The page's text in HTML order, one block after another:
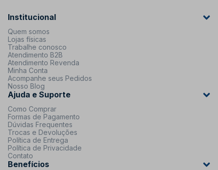
Institucional
Quem somos
Lojas físicas
Trabalhe conosco
Atendimento B2B
Atendimento Revenda
Minha Conta
Acompanhe seus Pedidos
Nosso Blog
Ajuda e Suporte
Como Comprar
Formas de Pagamento
Dúvidas Frequentes
Trocas e Devoluções
Política de Entrega
Política de Privacidade
Contato
Benefícios